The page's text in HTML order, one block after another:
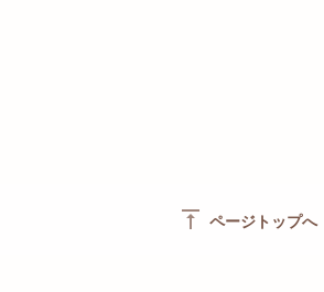
vertical_align_top ページトップへ